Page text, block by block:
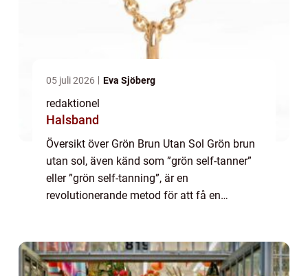
05 juli 2026 Eva Sjöberg
redaktionel
Halsband
Översikt över Grön Brun Utan Sol Grön brun
utan sol, även känd som ”grön self-tanner”
eller ”grön self-tanning”, är en
revolutionerande metod för att få en